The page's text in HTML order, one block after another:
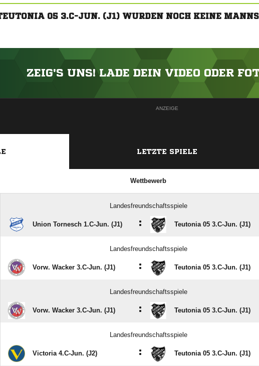
05 3.C-JUN. (J1) WURDEN NOCH KEINE
ZEIG'S UNS! LADE DEIN VIDEO ODER
ANZEIGE
LETZTE SPIELE
Wettbewerb
Landesfreundschaftsspiele
Union Tornesch 1.C-Jun. (J1) : Teutonia 05 3.C-Jun. (J1)
Landesfreundschaftsspiele
Vorw. Wacker 3.C-Jun. (J1) : Teutonia 05 3.C-Jun. (J1)
Landesfreundschaftsspiele
Vorw. Wacker 3.C-Jun. (J1) : Teutonia 05 3.C-Jun. (J1)
Landesfreundschaftsspiele
Victoria 4.C-Jun. (J2) : Teutonia 05 3.C-Jun. (J1)